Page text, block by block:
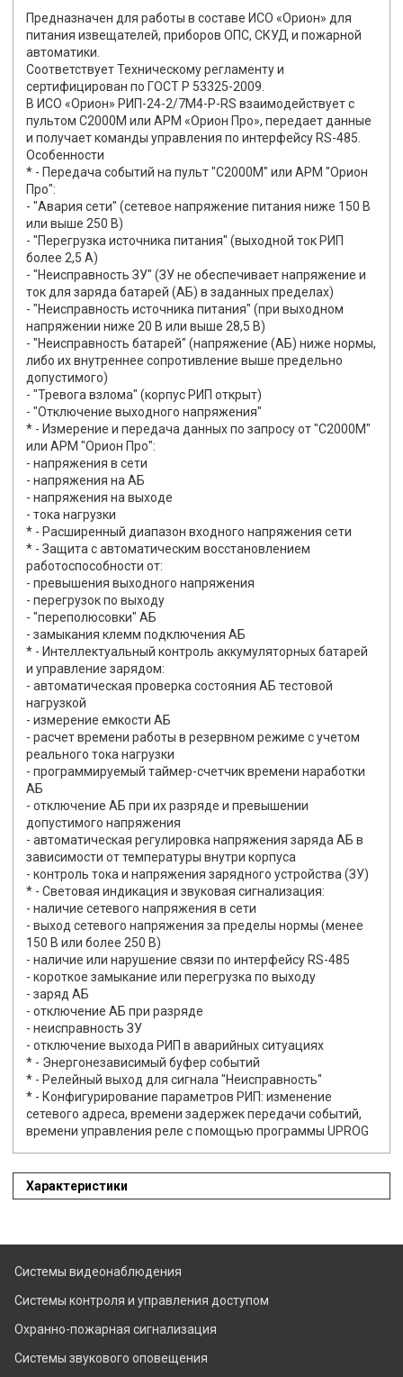
Предназначен для работы в составе ИСО «Орион» для
питания извещателей, приборов ОПС, СКУД и пожарной
автоматики.
Соответствует Техническому регламенту и
сертифицирован по ГОСТ Р 53325-2009.
В ИСО «Орион» РИП-24-2/7М4-Р-RS взаимодействует с
пультом С2000M или АРМ «Орион Про», передает данные
и получает команды управления по интерфейсу RS-485.
Особенности
* - Передача событий на пульт "С2000М" или АРМ "Орион
Про":
- "Авария сети" (сетевое напряжение питания ниже 150 В
или выше 250 В)
- "Перегрузка источника питания" (выходной ток РИП
более 2,5 А)
- "Неисправность ЗУ" (ЗУ не обеспечивает напряжение и
ток для заряда батарей (АБ) в заданных пределах)
- "Неисправность источника питания" (при выходном
напряжении ниже 20 В или выше 28,5 В)
- "Неисправность батарей" (напряжение (АБ) ниже нормы,
либо их внутреннее сопротивление выше предельно
допустимого)
- "Тревога взлома" (корпус РИП открыт)
- "Отключение выходного напряжения"
* - Измерение и передача данных по запросу от "С2000М"
или АРМ "Орион Про":
- напряжения в сети
- напряжения на АБ
- напряжения на выходе
- тока нагрузки
* - Расширенный диапазон входного напряжения сети
* - Защита с автоматическим восстановлением
работоспособности от:
- превышения выходного напряжения
- перегрузок по выходу
- "переполюсовки" АБ
- замыкания клемм подключения АБ
* - Интеллектуальный контроль аккумуляторных батарей
и управление зарядом:
- автоматическая проверка состояния АБ тестовой
нагрузкой
- измерение емкости АБ
- расчет времени работы в резервном режиме с учетом
реального тока нагрузки
- программируемый таймер-счетчик времени наработки
АБ
- отключение АБ при их разряде и превышении
допустимого напряжения
- автоматическая регулировка напряжения заряда АБ в
зависимости от температуры внутри корпуса
- контроль тока и напряжения зарядного устройства (ЗУ)
* - Световая индикация и звуковая сигнализация:
- наличие сетевого напряжения в сети
- выход сетевого напряжения за пределы нормы (менее
150 В или более 250 В)
- наличие или нарушение связи по интерфейсу RS-485
- короткое замыкание или перегрузка по выходу
- заряд АБ
- отключение АБ при разряде
- неисправность ЗУ
- отключение выхода РИП в аварийных ситуациях
* - Энергонезависимый буфер событий
* - Релейный выход для сигнала "Неисправность"
* - Конфигурирование параметров РИП: изменение
сетевого адреса, времени задержек передачи событий,
времени управления реле с помощью программы UPROG
Характеристики
Системы видеонаблюдения
Системы контроля и управления доступом
Охранно-пожарная сигнализация
Системы звукового оповещения